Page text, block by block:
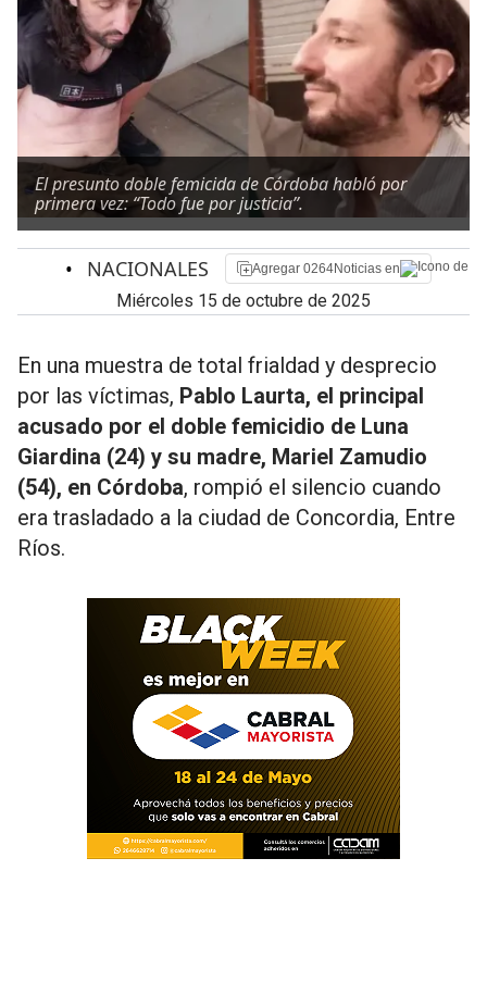
El presunto doble femicida de Córdoba habló por
primera vez: “Todo fue por justicia”.
• NACIONALES Agregar 0264Noticias en
miércoles 15 de octubre de 2025
En una muestra de total frialdad y desprecio
por las víctimas, Pablo Laurta, el principal
acusado por el doble femicidio de Luna
Giardina (24) y su madre, Mariel Zamudio
(54), en Córdoba, rompió el silencio cuando
era trasladado a la ciudad de Concordia, Entre
Ríos.